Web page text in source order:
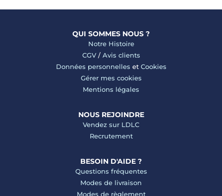
QUI SOMMES NOUS ?
Notre Histoire
CGV/ Avis clients
Données personnelles et Cookies
Gérer mes cookies
Mentions légales
NOUS REJOINDRE
Vendez sur LDLC
Recrutement
BESOIN D'AIDE ?
Questions fréquentes
Modes de livraison
Modes de règlement